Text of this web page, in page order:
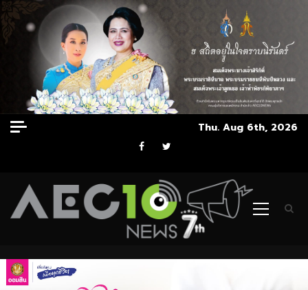
Skip
to
Thu. Aug 6th, 2026
Facebook
Twitter
Primary